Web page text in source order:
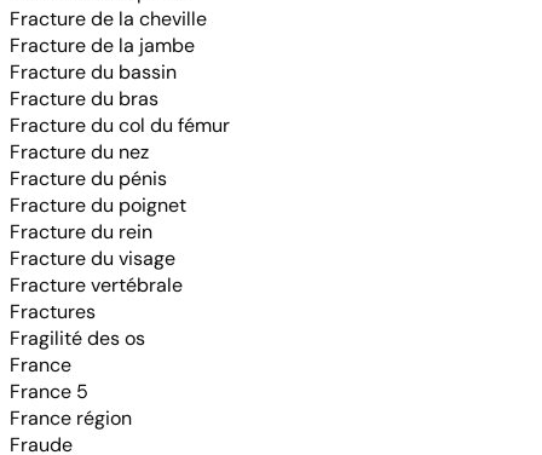
Fracture de la cheville
Fracture de la jambe
Fracture du bassin
Fracture du bras
Fracture du col du fémur
Fracture du nez
Fracture du pénis
Fracture du poignet
Fracture du rein
Fracture du visage
Fracture vertébrale
Fractures
Fragilité des os
France
France 5
France région
Fraude